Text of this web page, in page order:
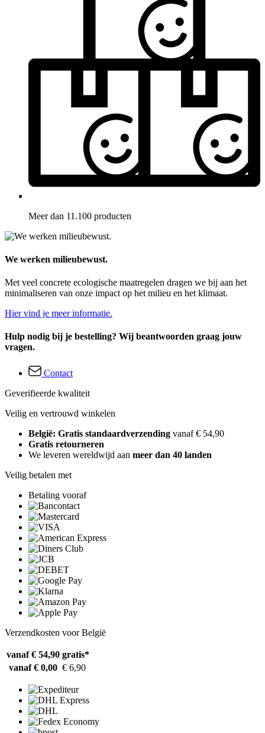
Meer dan 11.100 producten
We werken milieubewust.
Met veel concrete ecologische maatregelen dragen we bij aan het
minimaliseren van onze impact op het milieu en het klimaat.
Hier vind je meer informatie.
Hulp nodig bij je bestelling? Wij beantwoorden graag jouw
vragen.
Contact
Geverifieerde kwaliteit
Veilig en vertrouwd winkelen
België: Gratis standaardverzending vanaf € 54,90
Gratis retourneren
We leveren wereldwijd aan meer dan 40 landen
Veilig betalen met
Betaling vooraf
Verzendkosten voor België
vanaf € 54,90 gratis*
vanaf € 0,00 € 6,90